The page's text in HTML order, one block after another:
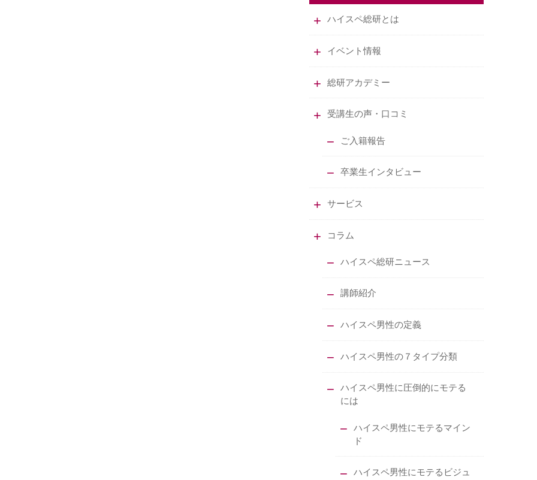
ハイスペ総研とは
イベント情報
総研アカデミー
受講生の声・口コミ
ご入籍報告
卒業生インタビュー
サービス
コラム
ハイスペ総研ニュース
講師紹介
ハイスペ男性の定義
ハイスペ男性の７タイプ分類
ハイスペ男性に圧倒的にモテる
には
ハイスペ男性にモテるマイン
ド
ハイスペ男性にモテるビジュ